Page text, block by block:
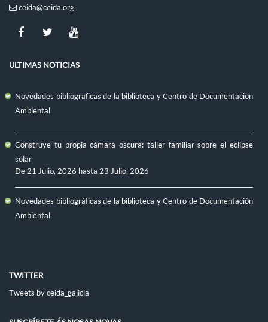
ceida@ceida.org
ULTIMAS NOTICIAS
Novedades bibliográficas de la biblioteca y Centro de Documentación
Ambiental
Construye tu propia cámara oscura: taller familiar sobre el eclipse
solar
De 21 Julio, 2026 hasta 23 Julio, 2026
Novedades bibliográficas de la biblioteca y Centro de Documentación
Ambiental
TWITTER
Tweets by ceida_galicia